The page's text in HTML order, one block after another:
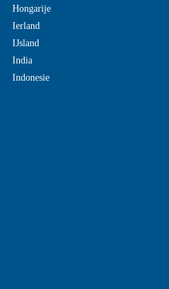
Hongarije
Ierland
IJsland
India
Indonesie